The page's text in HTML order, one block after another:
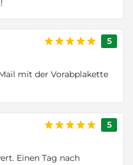
5
mit der Vorabplakette
5
Einen Tag nach